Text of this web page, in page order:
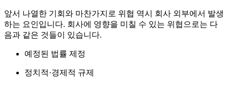
앞서 나열한 기회와 마찬가지로 위협 역시 회사 외부에서 발생
하는 요인입니다. 회사에 영향을 미칠 수 있는 위협으로는 다
음과 같은 것들이 있습니다.
예정된 법률 제정
정치적·경제적 규제